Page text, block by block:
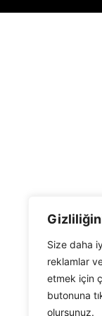
Size daha
reklamlar
etmek için
butonuna
olursunuz.